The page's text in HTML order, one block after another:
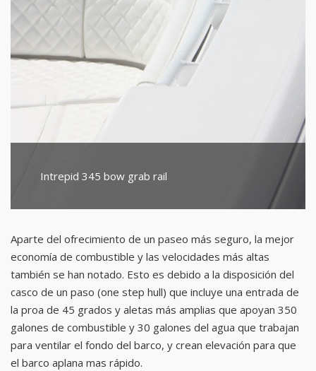
Intrepid 345 bow grab rail
Aparte del ofrecimiento de un paseo más seguro, la mejor
economía de combustible y las velocidades más altas
también se han notado. Esto es debido a la disposición del
casco de un paso (one step hull) que incluye una entrada de
la proa de 45 grados y aletas más amplias que apoyan 350
galones de combustible y 30 galones del agua que trabajan
para ventilar el fondo del barco, y crean elevación para que
el barco aplana mas rápido.